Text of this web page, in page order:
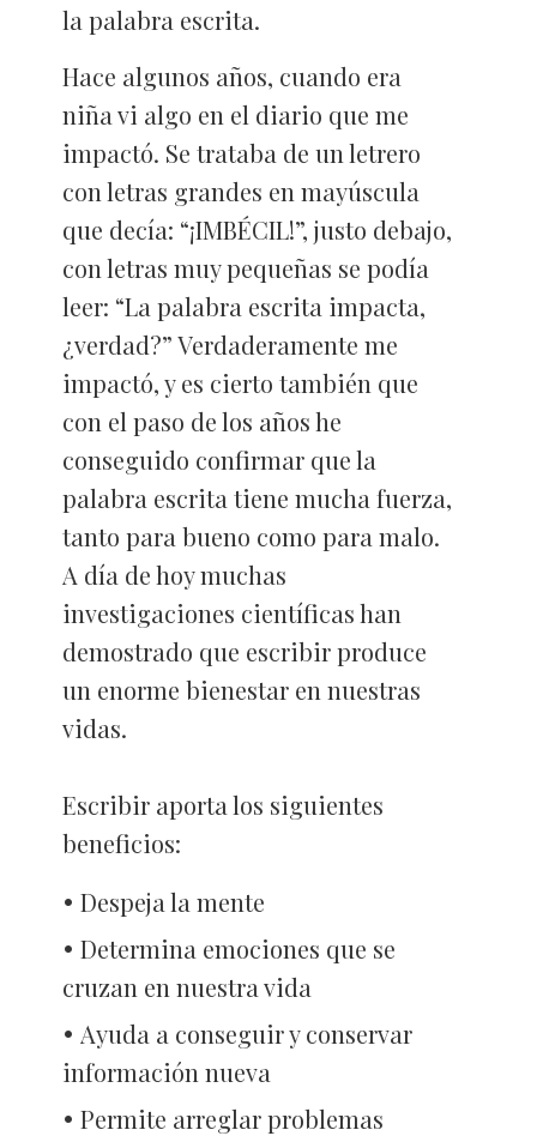
la palabra escrita.
Hace algunos años, cuando era
niña vi algo en el diario que me
impactó. Se trataba de un letrero
con letras grandes en mayúscula
que decía: “¡IMBÉCIL!”, justo debajo,
con letras muy pequeñas se podía
leer: “La palabra escrita impacta,
¿verdad?” Verdaderamente me
impactó, y es cierto también que
con el paso de los años he
conseguido confirmar que la
palabra escrita tiene mucha fuerza,
tanto para bueno como para malo.
A día de hoy muchas
investigaciones científicas han
demostrado que escribir produce
un enorme bienestar en nuestras
vidas.
Escribir aporta los siguientes
beneficios:
Despeja la mente
Determina emociones que se
cruzan en nuestra vida
Ayuda a conseguir y conservar
información nueva
Permite arreglar problemas